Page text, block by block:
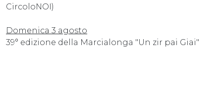
CircoloNOI)
Domenica 3 agosto
39° edizione della Marcialonga "Un zir pai Giai"